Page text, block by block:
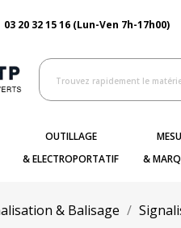
03 20 32 15 16 (Lun-Ven 7h-17h00)
OUTILLAGE
& ELECTROPORTATIF
&
& Balisage